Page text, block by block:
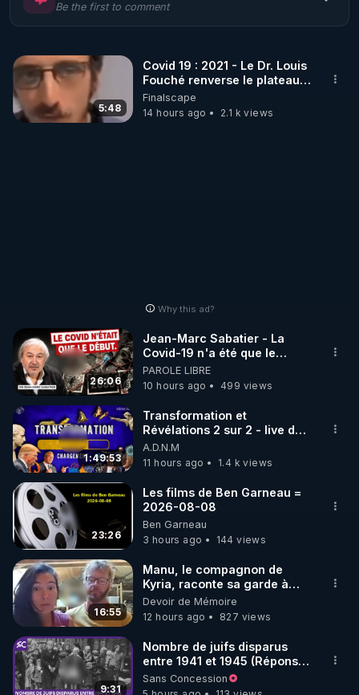
🌱 LE MAGAZINE RÉGÉNÈRE
🌱 LA BOUTIQUE DU MAGAZINE
Pour obtenir les anciens numéros que vous avez
🌱 INSTAGRAM
https://www.instagram.com/rdlr_thierrycasasnovas/
http://rgnr.li/instagram
🌱 LA NEWSLETTER
Pour ne pas rater l’actualité RGNR (stages,
http://rgnr.li/news
🌱 VIDÉOS NON CENSURÉES SUR ODYSEE
Toutes les vidéos Youtube sont aussi sur la
http://rgnr.li/odysee
🌱 LES STAGES EN PRÉSENTIEL
http://rgnr.li/stages
Be the first to comment
5:48
Covid 19 : 2021 - Le Dr. Louis
Fouché renverse le plateau
de CNews !
Finalscape
14 hours ago
2.1 k views
Why this ad?
26:06
Jean-Marc Sabatier - La
Covid-19 n'a été que le
début - L'ARNm & l'ARNm-aa
jusqu où auront-t-il ?
PAROLE LIBRE
10 hours ago
499 views
1:49:53
Transformation et
Révélations 2 sur 2 - live du
07/08/26
A.D.N.M
11 hours ago
1.4 k views
23:26
Les films de Ben Garneau =
2026-08-08
Ben Garneau
3 hours ago
144 views
16:55
Manu, le compagnon de
Kyria, raconte sa garde à
vue musclée. PARTAGEZ!
Devoir de Mémoire
12 hours ago
827 views
9:31
Nombre de juifs disparus
entre 1941 et 1945 (Réponse
à mes accusateurs)
Sans Concession